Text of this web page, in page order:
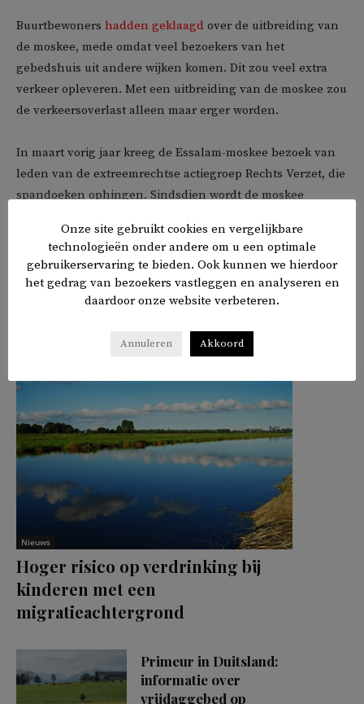
Buurtbewoners hadden geklaagd over de uitbreiding van
de moskee, mede omdat veel bezoekers van het
gebedshuis uit andere wijken komen. Dit zou veel extra
verkeer opleveren. Met een uitbreiding van de moskee zou
de verkeersoverlast alleen maar erger worden.
In maart vorig jaar kreeg de Essalam-moskee bezoek van
leden van de extreemrechtse actiegroep Rechts Verzet, die
spandoeken ophingen. Sindsdien wordt de moskee
Zaandameen steen door de ruit.
Nieuws
Hoger risico op verdrinking bij
kinderen met een
migratieachtergrond
Primeur in Duitsland:
informatie over
vrijdaggebed op
Onze site gebruikt cookies en vergelijkbare
technologieën onder andere om u een optimale
gebruikerservaring te bieden. Ook kunnen we hierdoor
het gedrag van bezoekers vastleggen en analyseren en
daardoor onze website verbeteren.
Annuleren Akkoord